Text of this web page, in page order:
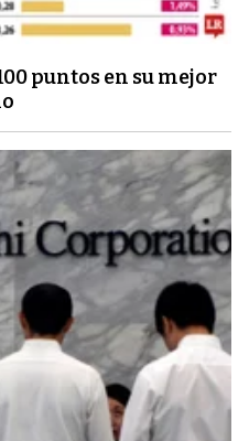
puntos en su mejor